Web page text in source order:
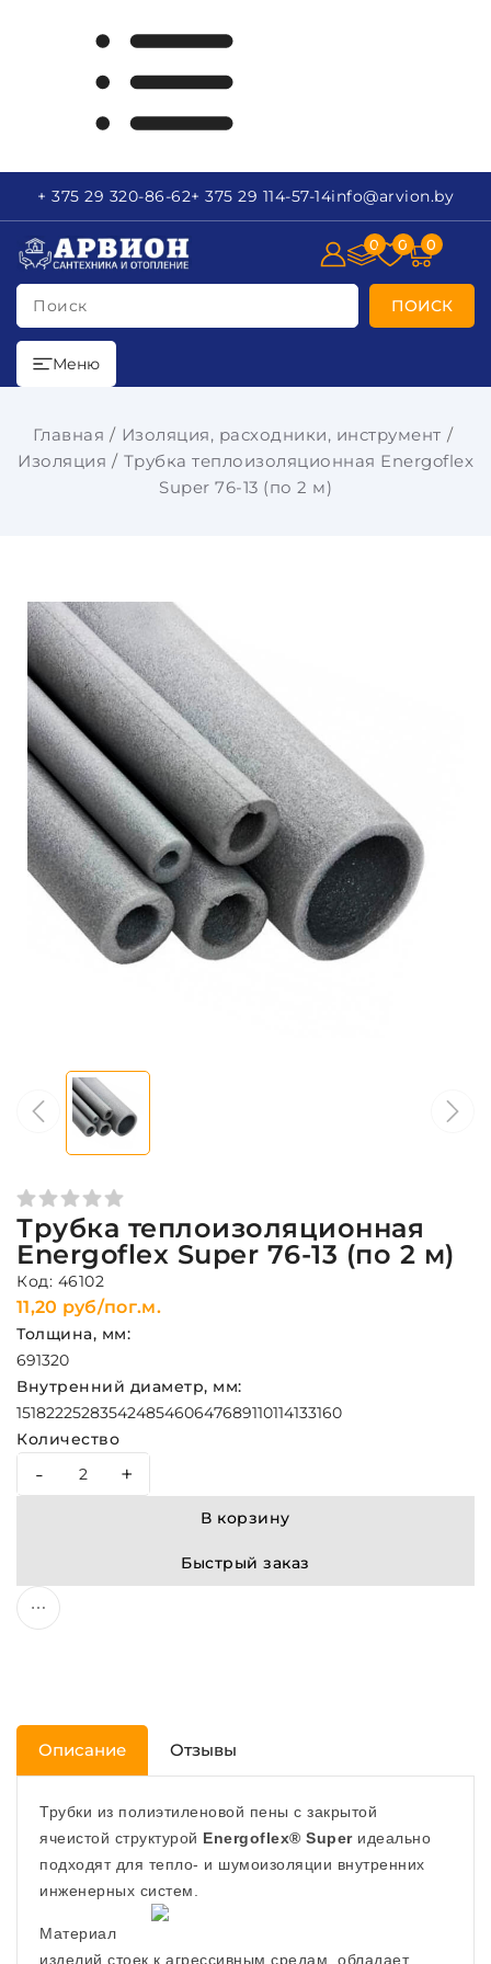
+ 375 29 320-86-62+ 375 29 114-57-14info@arvion.by
Поиск ПОИСК
0 0 0
Меню
Главная
Изоляция, расходники, инструмент
Изоляция
Трубка теплоизоляционная Energoflex
Super 76-13 (по 2 м)
Трубка теплоизоляционная
Energoflex Super 76-13 (по 2 м)
Код: 46102
11,20 руб/пог.м.
Толщина, мм:
691320
Внутренний диаметр, мм:
15182225283542485460647689110114133160
Количество
- +
В корзину
Быстрый заказ
Описание Отзывы
Трубки из полиэтиленовой пены с закрытой
ячеистой структурой Energoflex® Superидеально
подходят для тепло- и шумоизоляции внутренних
инженерных систем.
Материал
изделий стоек к агрессивным средам, обладает